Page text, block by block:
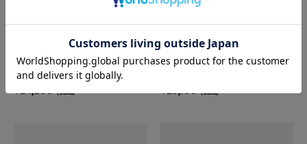
go slow caravan
FLOWER MOUNTAIN/フラワーマ
ウンテン YAMANO3 10TH (MEN
¥24,200 (税込)
go slow caravan
【GSC別注】FLOWER MOUNTAI
¥23,100 (税込)